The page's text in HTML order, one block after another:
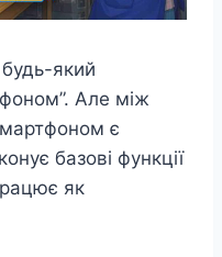
який
Але між
є
базові функції
як